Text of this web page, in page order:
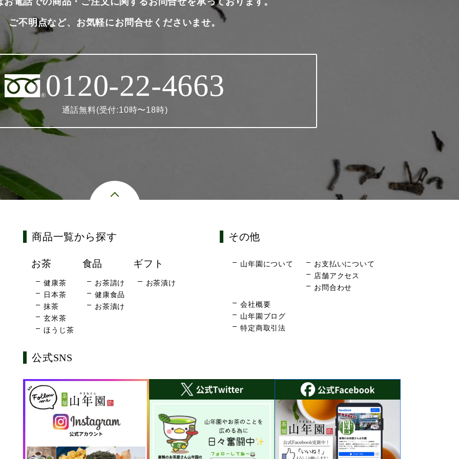
ご不明点など、お気軽にお問合せくださいませ。
0120-22-4663
通話無料(受付:10時〜18時)
商品一覧から探す
お茶
健康茶
日本茶
抹茶
玄米茶
ほうじ茶
食品
お茶請け
健康食品
お茶漬け
ギフト
お茶漬け
その他
山年園について
お支払いについて
店舗アクセス
お問合わせ
会社概要
山年園ブログ
特定商取引法
公式SNS